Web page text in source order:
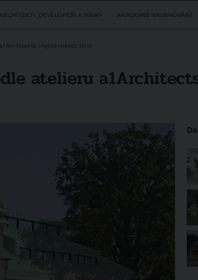
ARCHITEKTI, DEVELOPEŘI A FIRMY AKADEMIE NAVRHOVÁNÍ
chystá město Jičín
atelieru